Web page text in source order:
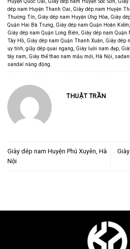
dép nam Huyện Thanh Oai, Giày dép nam Huyện
Thường Tín, Giày dép nam Huyện Ứng Hòa, Giày
Quận Hai Bà Trưng, Giày dép nam Quận Hoàn Kiếm,
Giày dép nam Quận Long Biên, Giày dép nam Quận
Tây Hồ, Giày dép nam Quận Thanh Xuân, Giày dép
uy tính, giầy dép quai ngang, Giày lười nam đẹp,
tây nam, Giày thể thao nam mẫu mới, Hà Nội,
sandal năng động.
THUẬT TRẦN
Giày dép nam Huyện Phú Xuyên, Hà
Nội